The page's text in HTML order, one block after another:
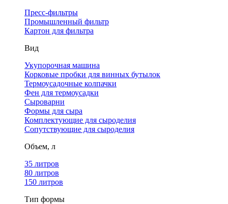
Пресс-фильтры
Промышленный фильтр
Картон для фильтра
Вид
Укупорочная машина
Корковые пробки для винных бутылок
Термоусадочные колпачки
Фен для термоусадки
Сыроварни
Формы для сыра
Комплектующие для сыроделия
Сопутствующие для сыроделия
Объем, л
35 литров
80 литров
150 литров
Тип формы